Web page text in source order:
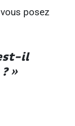
posez
il
»